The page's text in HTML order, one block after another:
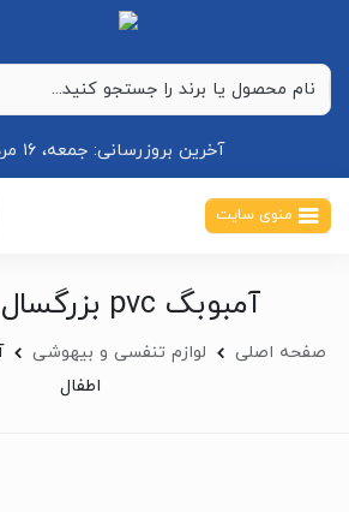
آخرین بروزرسانی: جمعه، ۱۶ مرداد ۱۴۰۵
منوی سایت
آمبوبگ pvc بزرگسال و اطفال
صفحه اصلی لوازم تنفسی و بیهوشی
اطفال